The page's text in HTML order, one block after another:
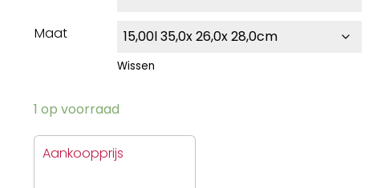
Maat
Wissen
1 op voorraad
Aankoopprijs